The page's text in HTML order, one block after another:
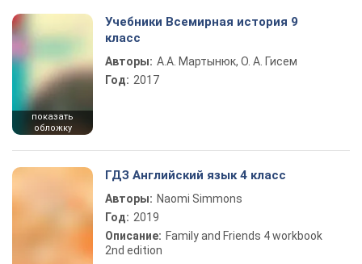
показать
обложку
Учебники Всемирная история 9
класс
Авторы: А.А. Мартынюк, О. А. Гисем
Год: 2017
ГДЗ Английский язык 4 класс
Авторы: Naomi Simmons
Год: 2019
Описание: Family and Friends 4 workbook
2nd edition